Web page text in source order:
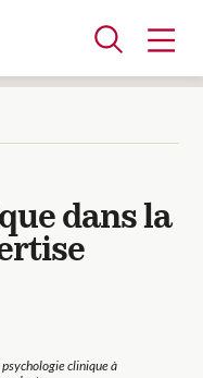
dans la
clinique à